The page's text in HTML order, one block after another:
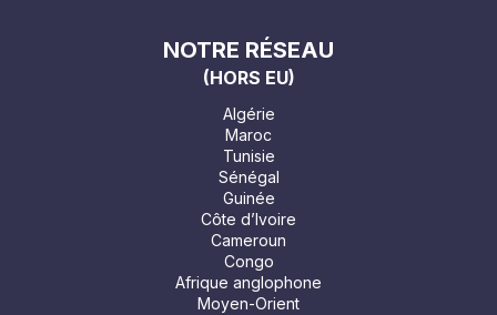
NOTRE RÉSEAU
(HORS EU)
Algérie
Maroc
Tunisie
Sénégal
Guinée
Côte d’Ivoire
Cameroun
Congo
Afrique anglophone
Moyen-Orient